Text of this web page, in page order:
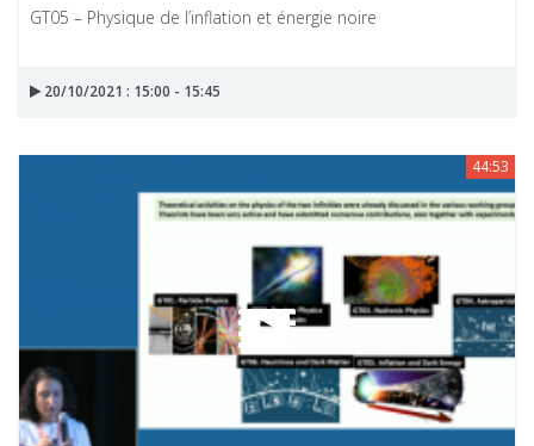
GT05 – Physique de l’inflation et énergie noire
20/10/2021 : 15:00 - 15:45
44:53